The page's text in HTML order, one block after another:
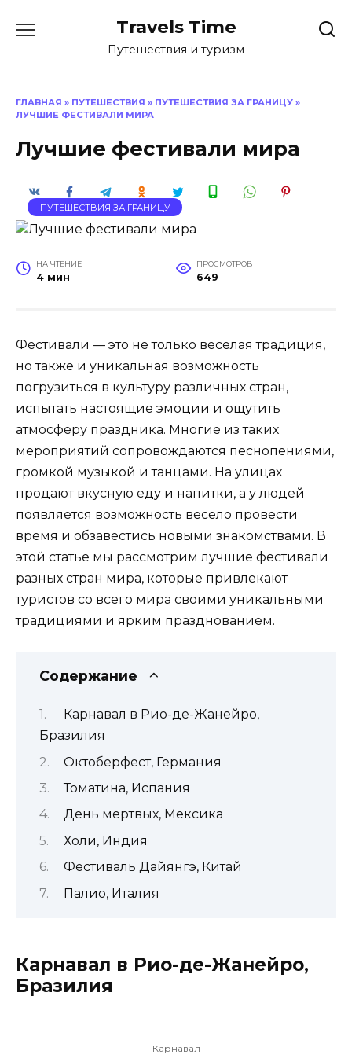
Travels Time
Путешествия и туризм
ГЛАВНАЯ » ПУТЕШЕСТВИЯ » ПУТЕШЕСТВИЯ ЗА ГРАНИЦУ »
ЛУЧШИЕ ФЕСТИВАЛИ МИРА
Лучшие фестивали мира
ПУТЕШЕСТВИЯ ЗА ГРАНИЦУ
НА ЧТЕНИЕ
4 мин
ПРОСМОТРОВ
649
Фестивали — это не только веселая традиция,
но также и уникальная возможность
погрузиться в культуру различных стран,
испытать настоящие эмоции и ощутить
атмосферу праздника. Многие из таких
мероприятий сопровождаются песнопениями,
громкой музыкой и танцами. На улицах
продают вкусную еду и напитки, а у людей
появляется возможность весело провести
время и обзавестись новыми знакомствами. В
этой статье мы рассмотрим лучшие фестивали
разных стран мира, которые привлекают
туристов со всего мира своими уникальными
традициями и ярким празднованием.
Содержание
Карнавал в Рио-де-Жанейро,
Бразилия
Октоберфест, Германия
Томатина, Испания
День мертвых, Мексика
Холи, Индия
Фестиваль Дайянгэ, Китай
Палио, Италия
Карнавал в Рио-де-Жанейро,
Бразилия
Карнавал